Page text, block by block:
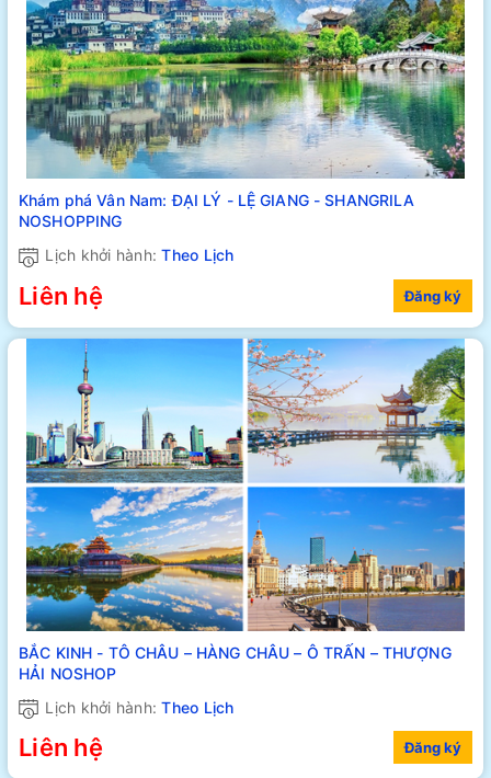
Khám phá Vân Nam: ĐẠI LÝ - LỆ GIANG - SHANGRILA
NOSHOPPING
Lịch khởi hành:Theo Lịch
Liên hệ Đăng ký
BẮC KINH - TÔ CHÂU – HÀNG CHÂU – Ô TRẤN – THƯỢNG
HẢI NOSHOP
Lịch khởi hành:Theo Lịch
Liên hệ Đăng ký